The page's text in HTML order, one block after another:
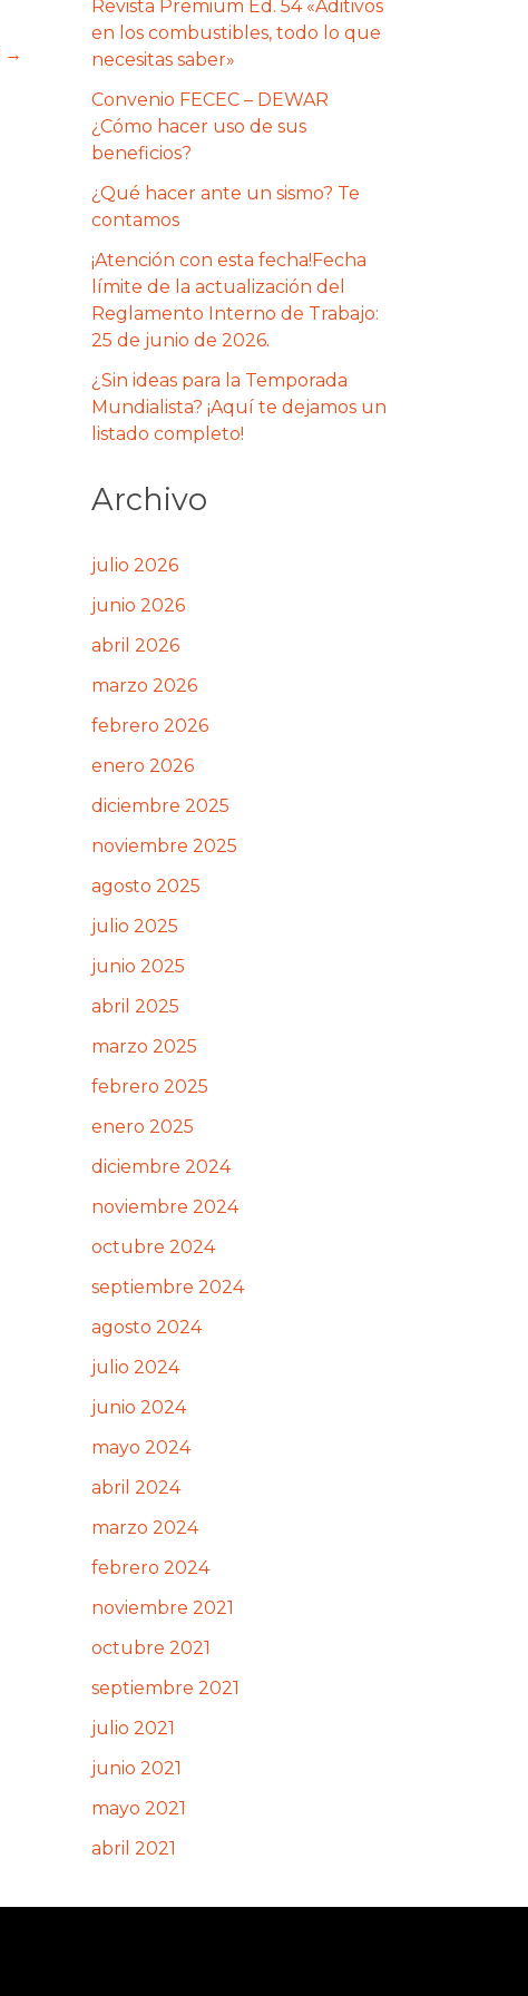
→
Revista Premium Ed. 54 «Aditivos
en los combustibles, todo lo que
necesitas saber»
Convenio FECEC – DEWAR
¿Cómo hacer uso de sus
beneficios?
¿Qué hacer ante un sismo? Te
contamos
¡Atención con esta fecha!Fecha
límite de la actualización del
Reglamento Interno de Trabajo:
25 de junio de 2026.
¿Sin ideas para la Temporada
Mundialista? ¡Aquí te dejamos un
listado completo!
Archivo
julio 2026
junio 2026
abril 2026
marzo 2026
febrero 2026
enero 2026
diciembre 2025
noviembre 2025
agosto 2025
julio 2025
junio 2025
abril 2025
marzo 2025
febrero 2025
enero 2025
diciembre 2024
noviembre 2024
octubre 2024
septiembre 2024
agosto 2024
julio 2024
junio 2024
mayo 2024
abril 2024
marzo 2024
febrero 2024
noviembre 2021
octubre 2021
septiembre 2021
julio 2021
junio 2021
mayo 2021
abril 2021